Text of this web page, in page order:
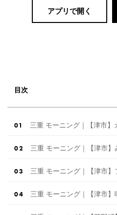
アプリで開く
目次
三重 モーニング｜【津市
三重 モーニング｜【津市】
三重 モーニング｜【津市】
三重 モーニング｜【津市】